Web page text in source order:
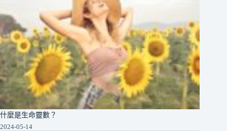
什麼是生命靈數？
2024-05-14